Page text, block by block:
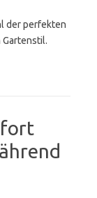
der perfekten